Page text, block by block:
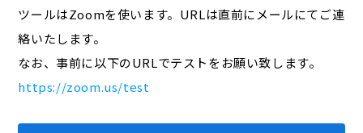
ツールはZoomを使います。URLは直前にメールにてご連
絡いたします。
なお、事前に以下のURLでテストをお願い致します。
https://zoom.us/test